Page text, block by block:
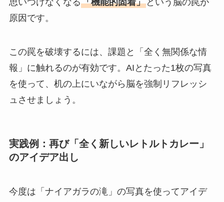
原因です。
この罠を破壊するには、課題と「全く無関係な情
報」に触れるのが有効です。AIとたった1枚の写真
を使って、机の上にいながら脳を強制リフレッシ
ュさせましょう。
実践例：再び「全く新しいレトルトカレー」
のアイデア出し
今度は「ナイアガラの滝」の写真を使ってアイデ